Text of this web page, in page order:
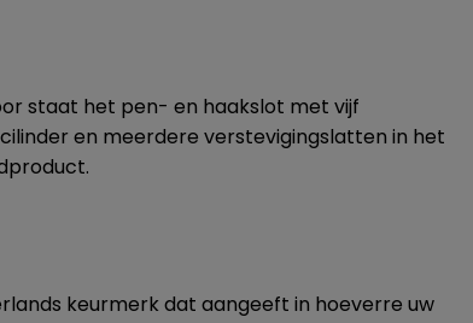
staat het pen- en haakslot met vijf
en meerdere verstevigingslatten in het
keurmerk dat aangeeft in hoeverre uw